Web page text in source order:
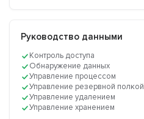
Руководство данными
Контроль доступа
Обнаружение данных
Управление процессом
Управление резервной полкой
Управление удалением
Управление хранением